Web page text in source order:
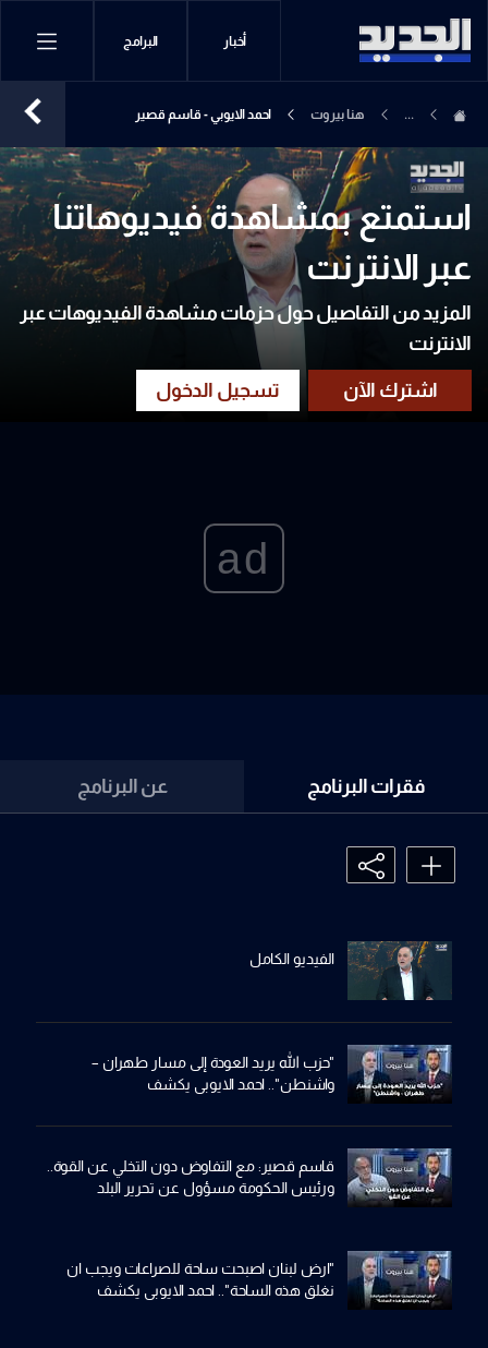
أخبار البرامج
... هنا بيروت احمد الايوبي - قاسم قصير
استمتع بمشاهدة فيديوهاتنا
عبر الانترنت
المزيد من التفاصيل حول حزمات مشاهدة الفيديوهات عبر
الانترنت
ad
فقرات البرنامج عن البرنامج
الفيديو الكامل
"حزب الله يريد العودة إلى مسار طهران –
واشنطن".. احمد الايوبي يكشف
قاسم قصير: مع التفاوض دون التخلي عن القوة..
ورئيس الحكومة مسؤول عن تحرير البلد
"ارض لبنان اصبحت ساحة للصراعات ويجب ان
نغلق هذه الساحة".. احمد الايوبي يكشف